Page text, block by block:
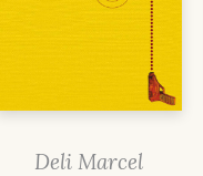
Deli Marcel